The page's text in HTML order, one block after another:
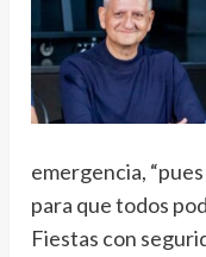
audio
emergencia,
para que todos
Fiestas con